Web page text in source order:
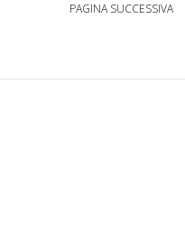
PAGINA SUCCESSIVA